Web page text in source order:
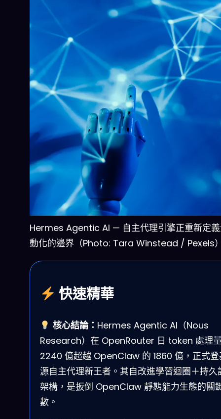
Hermes Agentic AI — 自主代理引擎正重新定
動化的邊界（Photo: Tara Winstead / Pexels
快速精華
核心結論： Hermes Agentic AI（Nous
Research）在 OpenRouter 日 token 處理
2240 億超越 OpenClaw 的 1860 億，正式登
源自主代理新王者。其自改進學習迴圈＋持久
架構，是扳倒 OpenClaw 靜態能力生態的關
數。